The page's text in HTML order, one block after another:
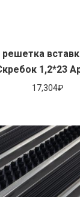
решетка
1,2*23
17,304₽